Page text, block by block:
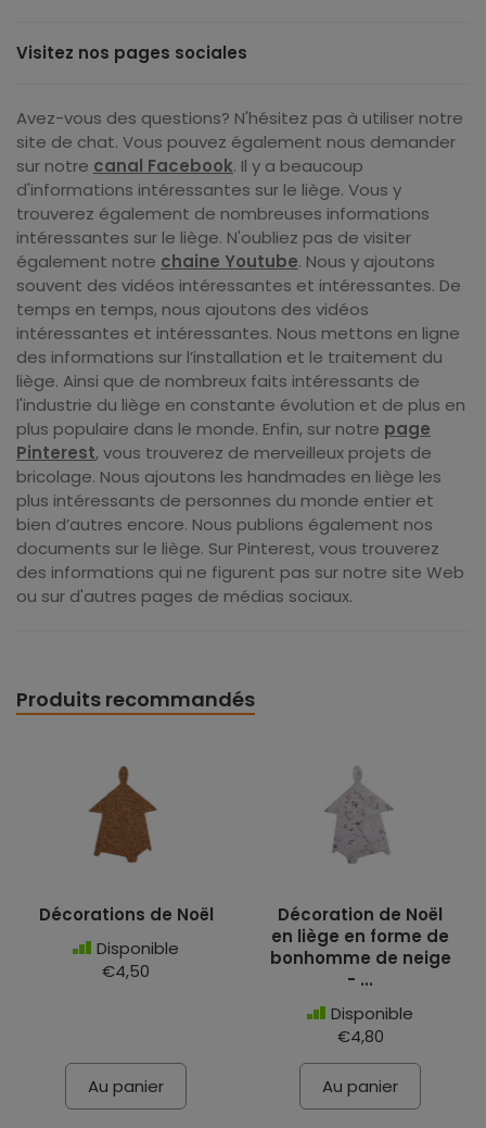
Visitez nos pages sociales
Avez-vous des questions? N'hésitez pas à utiliser notre
site de chat. Vous pouvez également nous demander
sur notre canal Facebook. Il y a beaucoup
d'informations intéressantes sur le liège. Vous y
trouverez également de nombreuses informations
intéressantes sur le liège. N'oubliez pas de visiter
également notre chaine Youtube. Nous y ajoutons
souvent des vidéos intéressantes et intéressantes. De
temps en temps, nous ajoutons des vidéos
intéressantes et intéressantes. Nous mettons en ligne
des informations sur l’installation et le traitement du
liège. Ainsi que de nombreux faits intéressants de
l'industrie du liège en constante évolution et de plus en
plus populaire dans le monde. Enfin, sur notre page
Pinterest, vous trouverez de merveilleux projets de
bricolage. Nous ajoutons les handmades en liège les
plus intéressants de personnes du monde entier et
bien d’autres encore. Nous publions également nos
documents sur le liège. Sur Pinterest, vous trouverez
des informations qui ne figurent pas sur notre site Web
ou sur d'autres pages de médias sociaux.
Produits recommandés
Décorations de Noël
Disponible
€4,50
Au panier
Décoration de Noël
en liège en forme de
bonhomme de neige
- ...
Disponible
€4,80
Au panier